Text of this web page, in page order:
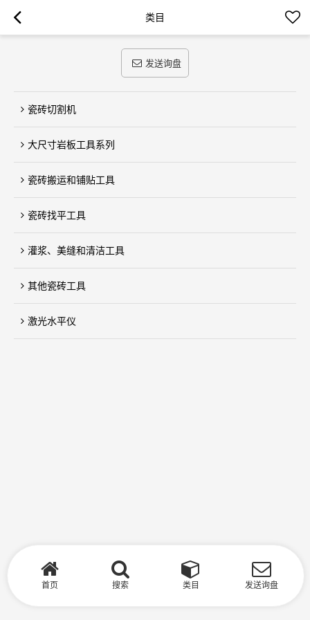
类目
发送询盘
瓷砖切割机
大尺寸岩板工具系列
瓷砖搬运和铺贴工具
瓷砖找平工具
灌浆、美缝和清洁工具
其他瓷砖工具
激光水平仪
首页 搜索 类目 发送询盘